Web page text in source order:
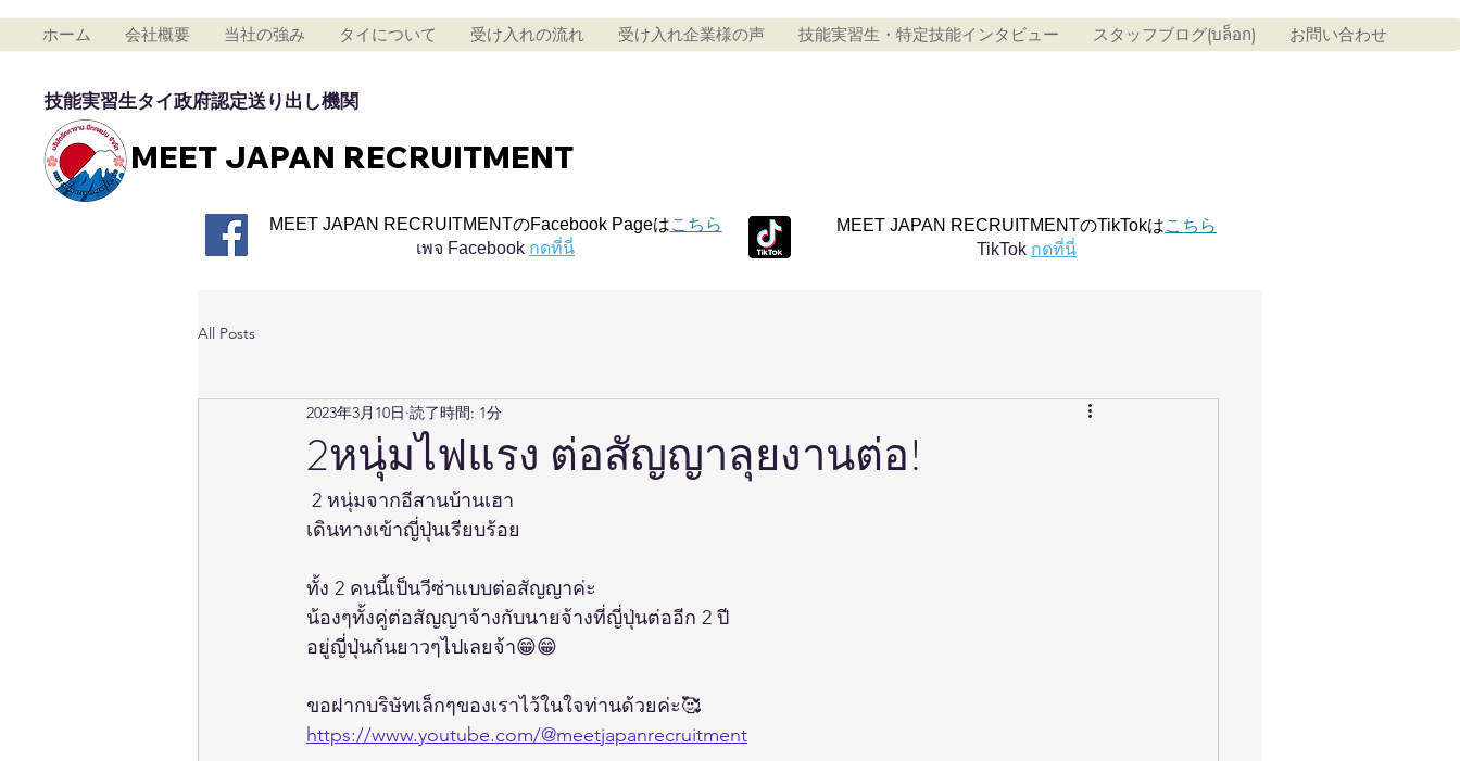
ホーム 会社概要 当社の強み タイについて 受け入れの流れ 受け入れ企業様の声 技能実習生・特定技能インタビュー スタッフブログ(บล็อก) お問い合わせ
技能実習生タイ政府認定送り出し機関
MEET JAPAN RECRUITMENT
MEET JAPAN RECRUITMENTのFacebook Pageはこちら
เพจ Facebook กดที่นี่
MEET JAPAN RECRUITMENTのTikTokはこちら
TikTok กดที่นี่
All Posts
2หนุ่มไฟแรง ต่อสัญญาลุยงานต่อ!
2023年3月10日 読了時間: 1分
2 หนุ่มจากอีสานบ้านเฮา
เดินทางเข้าญี่ปุ่นเรียบร้อย
ทั้ง 2 คนนี้เป็นวีซ่าแบบต่อสัญญาค่ะ
น้องๆทั้งคู่ต่อสัญญาจ้างกับนายจ้างที่ญี่ปุ่นต่ออีก 2 ปี
อยู่ญี่ปุ่นกันยาวๆไปเลยจ้า😁😁
ขอฝากบริษัทเล็กๆของเราไว้ในใจท่านด้วยค่ะ🥰
https://www.youtube.com/@meetjapanrecruitment